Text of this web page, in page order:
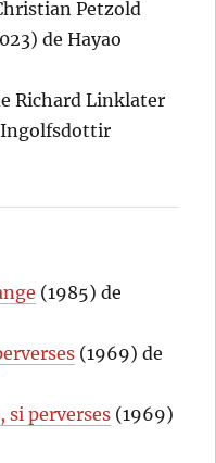
Petzold
de Hayao
Richard Linklater
Ingolfsdottir
(1985) de
(1969) de
si perverses (1969)